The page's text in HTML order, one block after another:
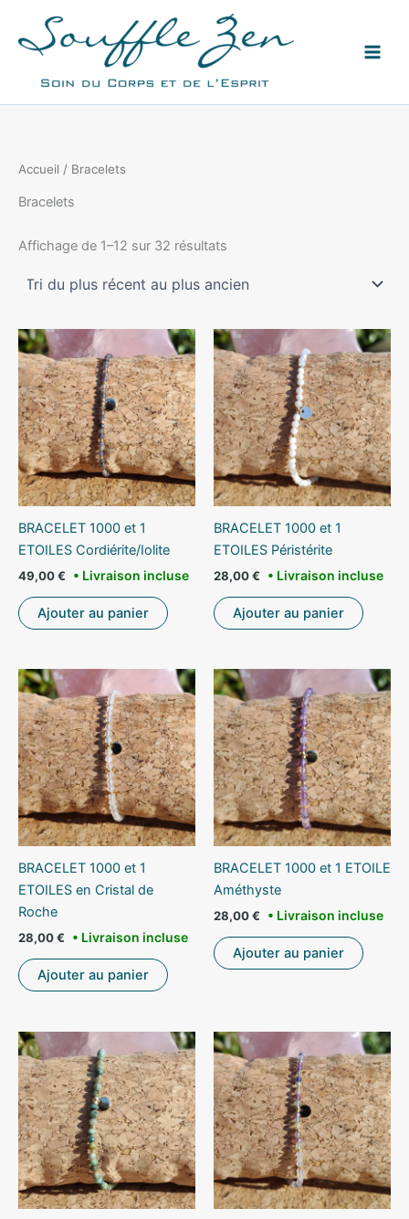
contenu
Accueil / Bracelets
Bracelets
Affichage de 1–12 sur 32 résultats
récent
BRACELET 1000 et 1
ETOILES Cordiérite/Iolite
49,00€
Ajouter au panier
BRACELET 1000 et 1
ETOILES Péristérite
28,00€
Ajouter au panier
BRACELET 1000 et 1
ETOILES en Cristal de
Roche
28,00€
Ajouter au panier
BRACELET 1000 et 1 ETOILE
Améthyste
28,00€
Ajouter au panier